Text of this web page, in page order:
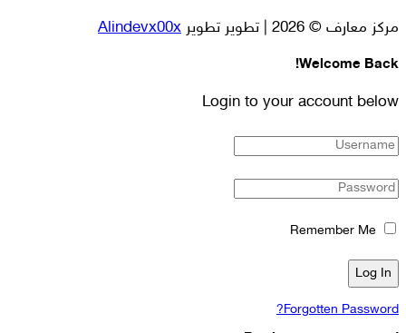
مركز معارف © 2026 | تطوير تطوير Alindevx00x
Welcome Back!
Login to your account below
Remember Me
Forgotten Password?